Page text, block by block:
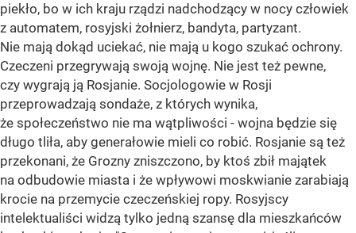
piekło, bo w ich kraju rządzi nadchodzący w nocy człowiek
z automatem, rosyjski żołnierz, bandyta, partyzant.
Nie mają dokąd uciekać, nie mają u kogo szukać ochrony.
Czeczeni przegrywają swoją wojnę. Nie jest też pewne,
czy wygrają ją Rosjanie. Socjologowie w Rosji
przeprowadzają sondaże, z których wynika,
że społeczeństwo nie ma wątpliwości - wojna będzie się
długo tliła, aby generałowie mieli co robić. Rosjanie są też
przekonani, że Grozny zniszczono, by ktoś zbił majątek
na odbudowie miasta i że wpływowi moskwianie zarabiają
krocie na przemycie czeczeńskiej ropy. Rosyjscy
intelektualiści widzą tylko jedną szansę dla mieszkańców